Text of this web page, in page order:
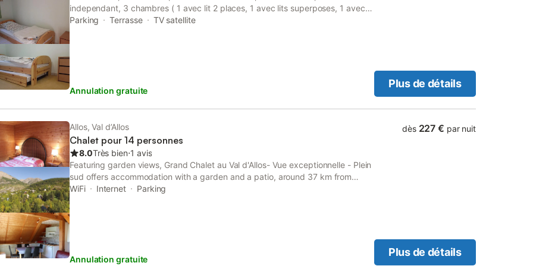
independant, 3 chambres ( 1 avec lit 2 places, 1 avec lits superposes, 1 avec lit
tiroir), grande cuisine (four, micro ondes, lave vaisselle ....), piece a vivre (avec
Parking Terrasse TV satellite
Annulation gratuite
Plus de détails
Allos, Val d’Allos
Chalet pour 14 personnes
8.0Très bien⋅1 avis
Featuring garden views, Grand Chalet au Val d'Allos- Vue exceptionnelle - Plein
sud offers accommodation with a garden and a patio, around 37 km from
Espace Lumière – Pra Loup.
WiFi Internet Parking
Annulation gratuite
dès 227 € par nuit
Plus de détails